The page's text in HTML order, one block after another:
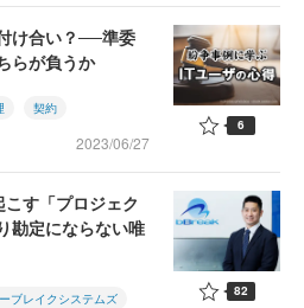
け合い？──準委
らが負うか
契約
2023/06/27
6
す「プロジェク
勘定にならない唯
ブレイクシステムズ 82